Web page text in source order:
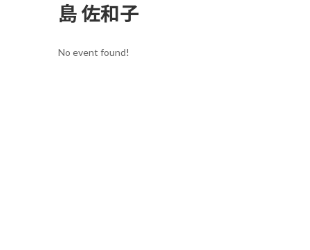
島 佐和子
No event found!